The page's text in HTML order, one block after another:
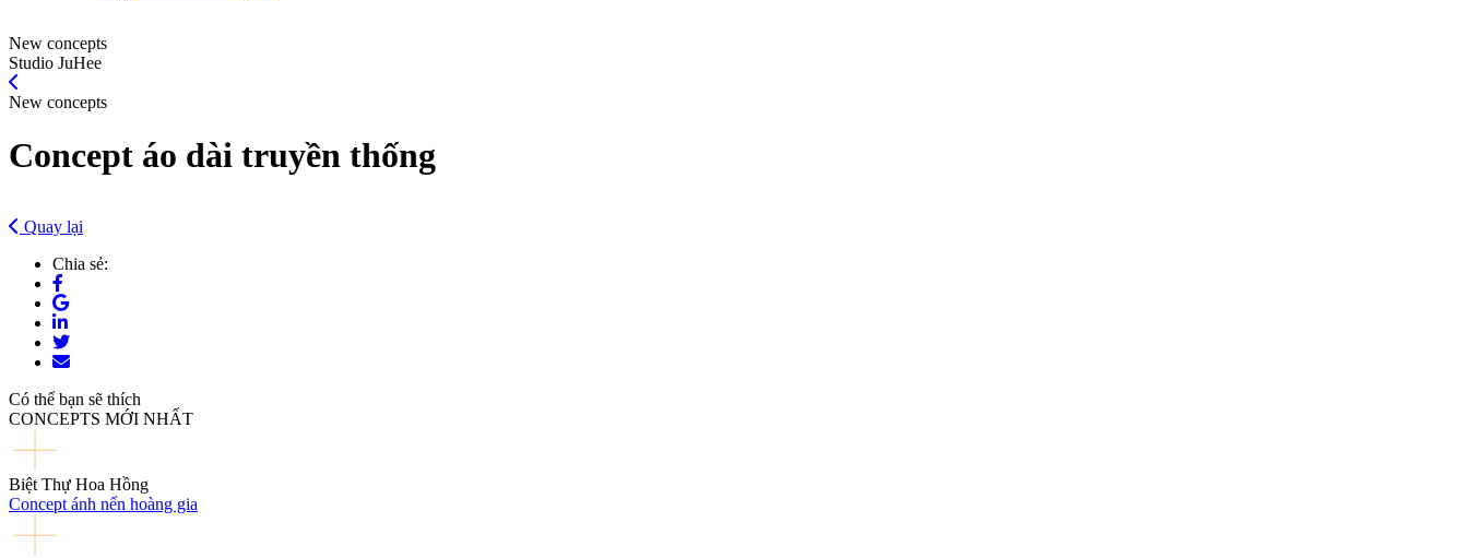
New concepts
Studio JuHee
New concepts
Concept áo dài truyền thống
Quay lại
Chia sẻ:
Có thể bạn sẽ thích
CONCEPTS MỚI NHẤT
Biệt Thự Hoa Hồng
Concept ánh nến hoàng gia